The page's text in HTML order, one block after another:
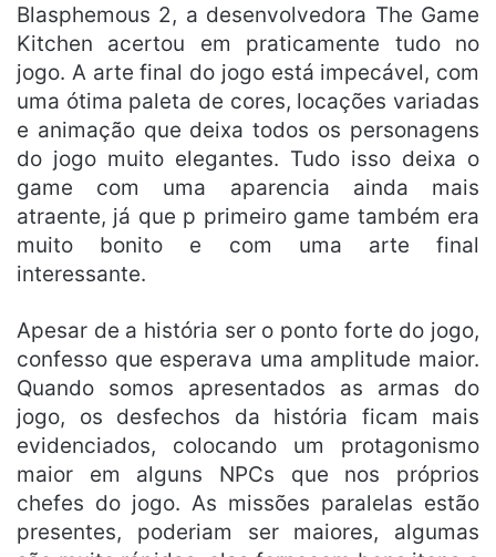
Blasphemous 2, a desenvolvedora The Game
Kitchen acertou em praticamente tudo no
jogo. A arte final do jogo está impecável, com
uma ótima paleta de cores, locações variadas
e animação que deixa todos os personagens
do jogo muito elegantes. Tudo isso deixa o
game com uma aparencia ainda mais
atraente, já que p primeiro game também era
muito bonito e com uma arte final
interessante.
Apesar de a história ser o ponto forte do jogo,
confesso que esperava uma amplitude maior.
Quando somos apresentados as armas do
jogo, os desfechos da história ficam mais
evidenciados, colocando um protagonismo
maior em alguns NPCs que nos próprios
chefes do jogo. As missões paralelas estão
presentes, poderiam ser maiores, algumas